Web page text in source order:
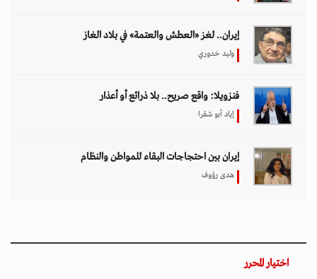
إيران.. لغز «العطش والعتمة» في بلاد الغاز
وليد خدوري
فنزويلا: واقع صريح.. بلا ذرائع أو أعذار
إياد أبو شقرا
إيران بين احتجاجات البقاء للمواطن والنظام
هدى رؤوف
اختيار المحرر